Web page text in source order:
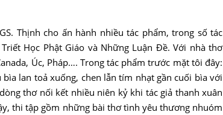
Thịnh cho ấn hành nhiều tác phẩm, trong số tác
Học Phật Giáo và Những Luận Đề. Với nhà thơ
Úc, Pháp…. Trong tác phẩm trước mặt tôi đây:
lan toả xuống, chen lẫn tím nhạt gần cuối bìa với
thơ nối kết nhiều niên kỷ khi tác giả thanh xuân
thi tập gồm những bài thơ tình yêu thương nhuóm